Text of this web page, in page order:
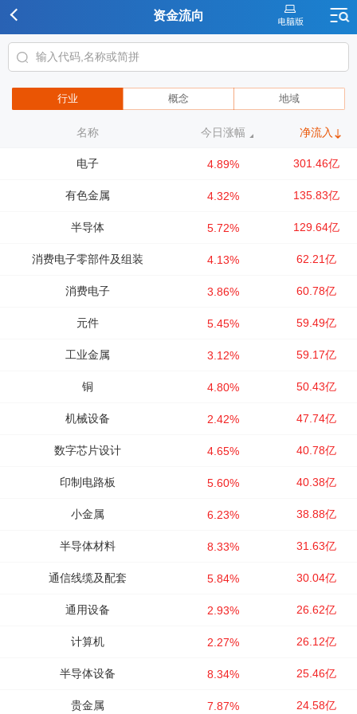
资金流向
行业 概念 地域
名称 今日涨幅 净流入
电子 4.89% 301.46亿
有色金属 4.32% 135.83亿
半导体 5.72% 129.64亿
消费电子零部件及组装 4.13% 62.21亿
消费电子 3.86% 60.78亿
元件 5.45% 59.49亿
工业金属 3.12% 59.17亿
铜 4.80% 50.43亿
机械设备 2.42% 47.74亿
数字芯片设计 4.65% 40.78亿
印制电路板 5.60% 40.38亿
小金属 6.23% 38.88亿
半导体材料 8.33% 31.63亿
通信线缆及配套 5.84% 30.04亿
通用设备 2.93% 26.62亿
计算机 2.27% 26.12亿
半导体设备 8.34% 25.46亿
贵金属 7.87% 24.58亿